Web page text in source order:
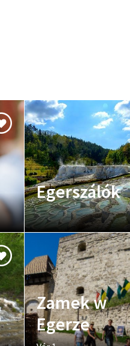
Egerszálók
Zamek w
Egerze